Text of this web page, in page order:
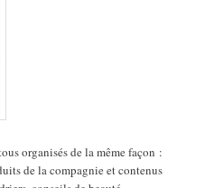
organisés de la même façon :
de la compagnie et contenus